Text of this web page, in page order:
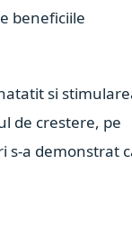
beneficiile
si
de crestere, pe
s-a demonstrat